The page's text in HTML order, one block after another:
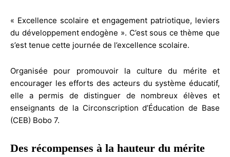
« Excellence scolaire et engagement patriotique, leviers
du développement endogène ». C’est sous ce thème que
s’est tenue cette journée de l’excellence scolaire.
Organisée pour promouvoir la culture du mérite et
encourager les efforts des acteurs du système éducatif,
elle a permis de distinguer de nombreux élèves et
enseignants de la Circonscription d’Éducation de Base
(CEB) Bobo 7.
Des récompenses à la hauteur du mérite